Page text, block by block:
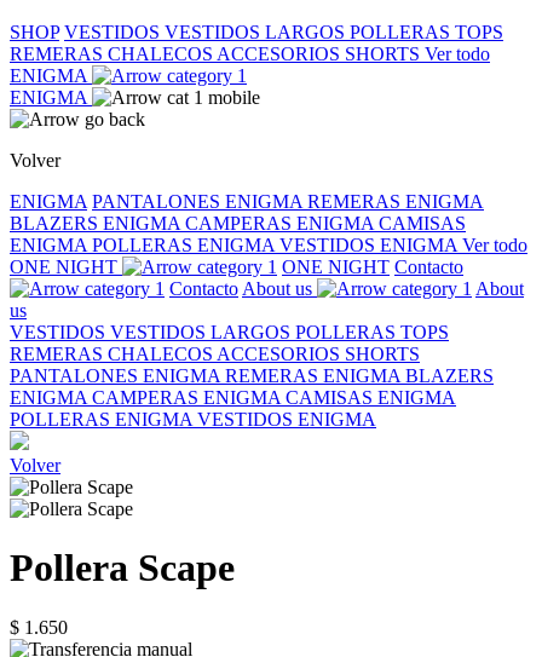
SHOP VESTIDOS VESTIDOS LARGOS POLLERAS TOPS
REMERAS CHALECOS ACCESORIOS SHORTS Ver todo
ENIGMA
ENIGMA
Volver
ENIGMA PANTALONES ENIGMA REMERAS ENIGMA
BLAZERS ENIGMA CAMPERAS ENIGMA CAMISAS
ENIGMA POLLERAS ENIGMA VESTIDOS ENIGMA Ver todo
ONE NIGHT
ONE NIGHT Contacto
Contacto About us
About
us
VESTIDOS VESTIDOS LARGOS POLLERAS TOPS
REMERAS CHALECOS ACCESORIOS SHORTS
PANTALONES ENIGMA REMERAS ENIGMA BLAZERS
ENIGMA CAMPERAS ENIGMA CAMISAS ENIGMA
POLLERAS ENIGMA VESTIDOS ENIGMA
Volver
Pollera Scape
$ 1.650